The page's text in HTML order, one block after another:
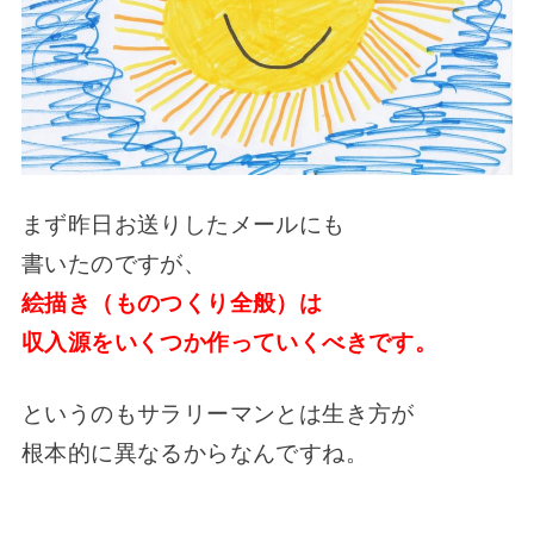
まず昨日お送りしたメールにも
書いたのですが、
絵描き（ものつくり全般）は
収入源をいくつか作っていくべきです。
というのもサラリーマンとは生き方が
根本的に異なるからなんですね。